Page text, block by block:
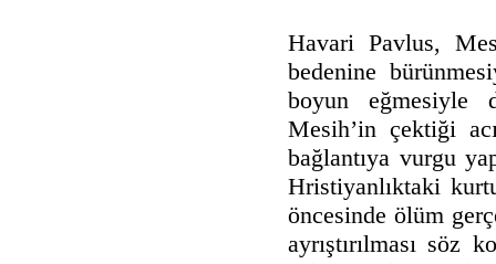
Havari Pavlus,
bedenine
boyun eğmesiyle
Mesih’in çektiği
bağlantıya vurgu
Hristiyanlıktaki
öncesinde ölüm
ayrıştırılması söz